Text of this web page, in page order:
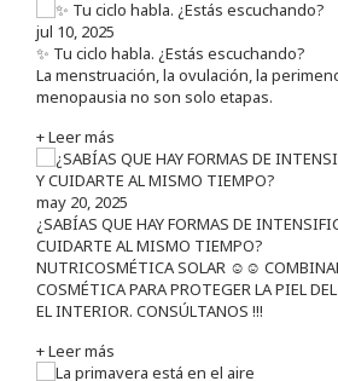
jul 10, 2025
✨ Tu ciclo habla. ¿Estás escuchando?
La menstruación, la ovulación, la
menopausia no son solo etapas.
+ Leer más
may 20, 2025
¿SABÍAS QUE HAY FORMAS DE
CUIDARTE AL MISMO TIEMPO?
NUTRICOSMÉTICA SOLAR ☺️☺️
COSMÉTICA PARA PROTEGER LA PIEL
EL INTERIOR. CONSÚLTANOS !!!
+ Leer más